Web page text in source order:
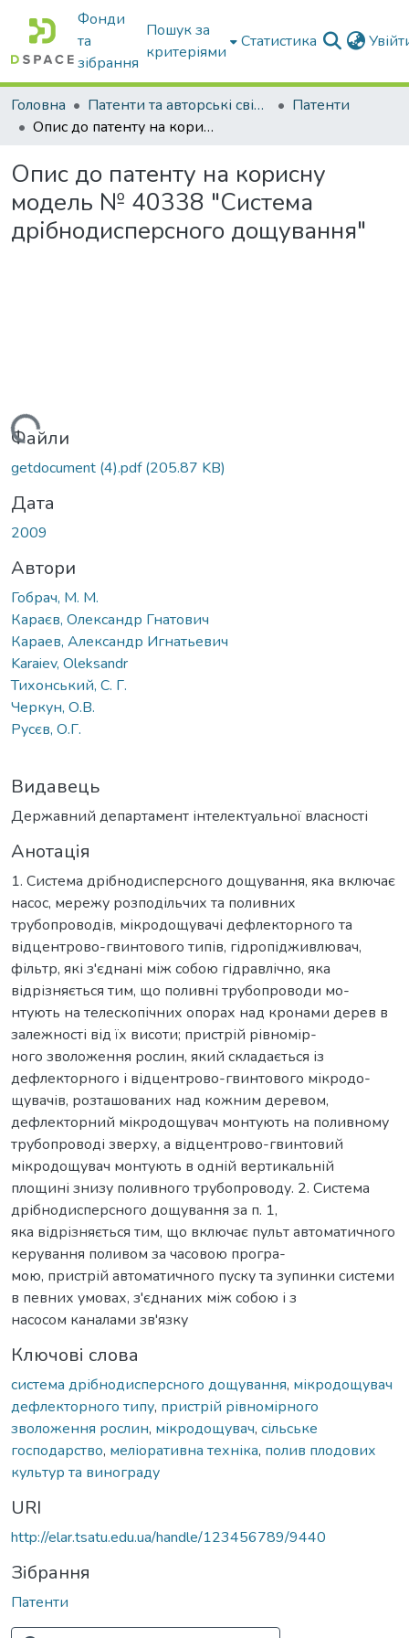
Фонди
та
зібрання
Пошук за
критеріями
Статистика
Головна Патенти та авторські свідоцтва
Патенти
Опис до патенту на корисну модель № 40338 "Система дрібнодисперсного дощування"
Опис до патенту на корисну
модель № 40338 "Система
дрібнодисперсного дощування"
Файли
getdocument (4).pdf(205.87 KB)
Дата
2009
Автори
Гобрач, М. М.
Караєв, Олександр Гнатович
Караев, Александр Игнатьевич
Karaiev, Oleksandr
Тихонський, С. Г.
Черкун, О.В.
Русєв, О.Г.
Видавець
Державний департамент інтелектуальної власності
Анотація
1. Система дрібнодисперсного дощування, яка включає
насос, мережу розподільчих та поливних
трубопроводів, мікродощувачі дефлекторного та
відцентрово-гвинтового типів, гідропідживлювач,
фільтр, які з'єднані між собою гідравлічно, яка
відрізняється тим, що поливні трубопроводи мо-
нтують на телескопічних опорах над кронами дерев в
залежності від їх висоти; пристрій рівномір-
ного зволоження рослин, який складається із
дефлекторного і відцентрово-гвинтового мікродо-
щувачів, розташованих над кожним деревом,
дефлекторний мікродощувач монтують на поливному
трубопроводі зверху, а відцентрово-гвинтовий
мікродощувач монтують в одній вертикальній
площині знизу поливного трубопроводу. 2. Система
дрібнодисперсного дощування за п. 1,
яка відрізняється тим, що включає пульт автоматичного
керування поливом за часовою програ-
мою, пристрій автоматичного пуску та зупинки системи
в певних умовах, з'єднаних між собою і з
насосом каналами зв'язку
Ключові слова
система дрібнодисперсного дощування, мікродощувач
дефлекторного типу, пристрій рівномірного
зволоження рослин, мікродощувач, сільське
господарство, меліоративна техніка, полив плодових
культур та винограду
URI
http://elar.tsatu.edu.ua/handle/123456789/9440
Зібрання
Патенти